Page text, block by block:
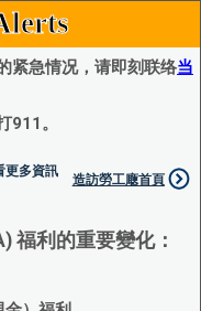
紧急情况，请即刻联络当
911。
更多資訊
造訪勞工廰首頁
福利的重要變化：